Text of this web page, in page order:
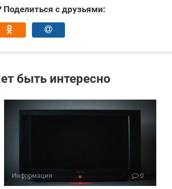
Поделиться с друзьями:
быть интересно
Информация 0